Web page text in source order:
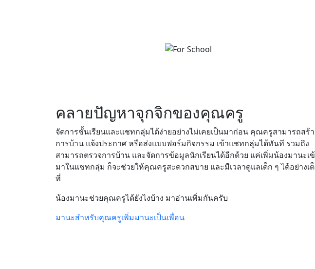
คลายปัญหาจุกจิกของคุณครู
จัดการชั้นเรียนและแชทกลุ่มได้ง่ายอย่างไม่เคยเป็นมาก่อน คุณครูสามารถสร้
การบ้าน แจ้งประกาศ หรือส่งแบบฟอร์มกิจกรรม เข้าแชทกลุ่มได้ทันที รวมถึง
สามารถตรวจการบ้าน และจัดการข้อมูลนักเรียนได้อีกด้วย แค่เพิ่มน้องมานะเ
มาในแชทกลุ่ม ก็จะช่วยให้คุณครูสะดวกสบาย และมีเวลาดูแลเด็ก ๆ ได้อย่างเ
ที่
น้องมานะช่วยคุณครูได้ยังไงบ้าง มาอ่านเพิ่มกันครับ
มานะสำหรับคุณครูเพิ่มมานะเป็นเพื่อน